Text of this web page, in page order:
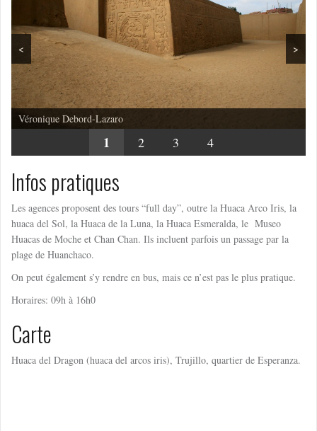
Véronique Debord-Lazaro
< >
1 2 3 4
Infos pratiques
Les agences proposent des tours “full day”, outre la Huaca Arco Iris, la
huaca del Sol, la Huaca de la Luna, la Huaca Esmeralda, le Museo
Huacas de Moche et Chan Chan. Ils incluent parfois un passage par la
plage de Huanchaco.
On peut également s’y rendre en bus, mais ce n’est pas le plus pratique.
Horaires: 09h à 16h0
Carte
Huaca del Dragon (huaca del arcos iris), Trujillo, quartier de Esperanza.